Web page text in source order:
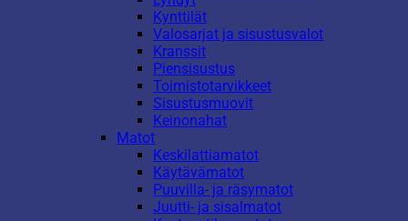
Kynttilät
Valosarjat ja sisustusvalot
Kranssit
Piensisustus
Toimistotarvikkeet
Sisustusmuovit
Keinonahat
Matot
Keskilattiamatot
Käytävämatot
Puuvilla- ja räsymatot
Juutti- ja sisalmatot